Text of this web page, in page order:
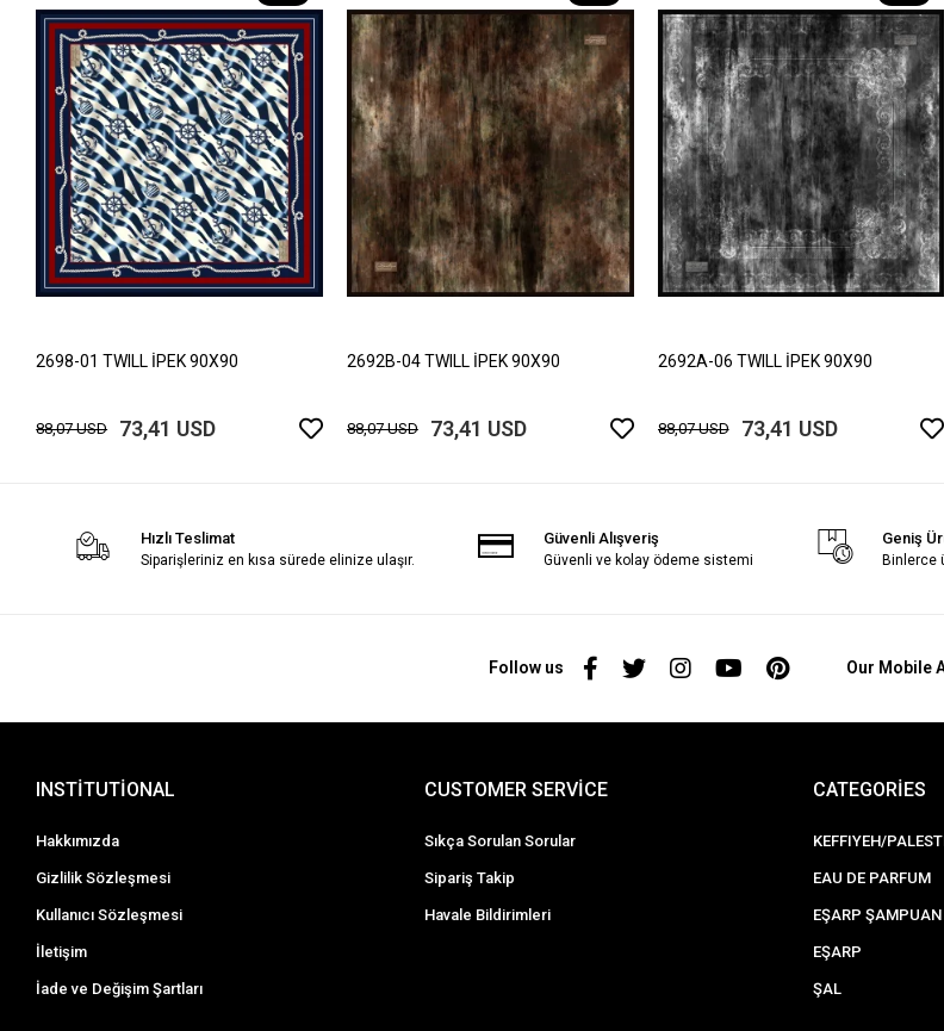
2698-01 TWILL İPEK 90X90
88,07 USD 73,41 USD
2692B-04 TWILL İPEK 90X90
88,07 USD 73,41 USD
2692A-06 TWILL İPEK 90X90
88,07 USD 73,41 USD
Hızlı Teslimat
Siparişleriniz en kısa sürede elinize ulaşır.
Güvenli Alışveriş
Güvenli ve kolay ödeme sistemi
Geniş
Binlerce
Follow us Our Mobile
INSTİTUTİONAL
Hakkımızda
Gizlilik Sözleşmesi
Kullanıcı Sözleşmesi
İletişim
İade ve Değişim Şartları
CUSTOMER SERVİCE
Sıkça Sorulan Sorular
Sipariş Takip
Havale Bildirimleri
CATEGORİES
KEFFIYEH/
EAU DE PARFUM
EŞARP ŞAMPUAN
EŞARP
ŞAL